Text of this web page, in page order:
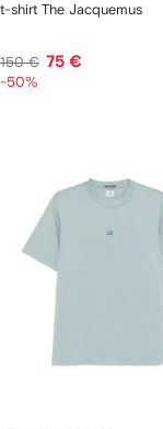
t-shirt The Jacquemus
150 € 75 €
-50%